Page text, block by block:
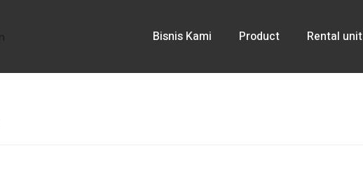
Bisnis Kami Product Rental unit